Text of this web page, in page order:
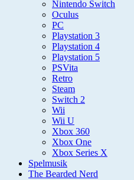
Nintendo Switch
Oculus
PC
Playstation 3
Playstation 4
Playstation 5
PSVita
Retro
Steam
Switch 2
Wii
Wii U
Xbox 360
Xbox One
Xbox Series X
Spelmusik
The Bearded Nerd